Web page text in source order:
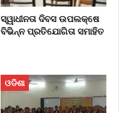
ସ୍ୱାଧୀନତା ଦିବସ ଉପଲକ୍ଷେ
ବିଭିନ୍ନ ପ୍ରତିଯୋଗିତା ସମାହିତ
ଓଡିଶା